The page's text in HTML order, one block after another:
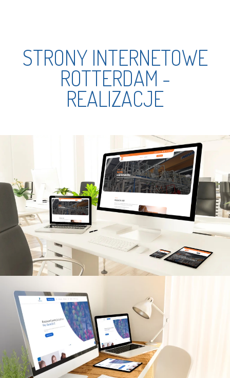
STRONY INTERNETOWE
ROTTERDAM -
REALIZACJE